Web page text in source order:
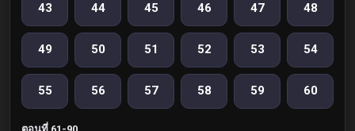
43 44 45 46 47 48
49 50 51 52 53 54
55 56 57 58 59 60